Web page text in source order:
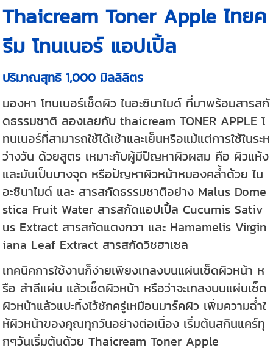
Thaicream Toner Apple ไทยค
รีม โทนเนอร์ แอปเปิ้ล
ปริมาณสุทธิ 1,000 มิลลิลิตร
มองหา โทนเนอร์เช็ดผิว ไนอะซินาไมด์ ที่มาพร้อมสารสกั
ดธรรมชาติ ลองเลยกับ thaicream TONER APPLE โ
ทนเนอร์ที่สามารถใช้ได้เช้าและเย็นหรือแม้แต่การใช้ในระห
ว่างวัน ด้วยสูตร เหมาะกับผู้มีปัญหาผิวผสม คือ ผิวแห้ง
และมันเป็นบางจุด หรือปัญหาผิวหน้าหมองคล้ำด้วย ไน
อะซินาไมด์ และ สารสกัดธรรมชาติอย่าง Malus Dome
stica Fruit Water สารสกัดแอปเปิ้ล Cucumis Sativ
us Extract สารสกัดแตงกวา และ Hamamelis Virgin
iana Leaf Extract สารสกัดวิชฮาเซล
เทคนิคการใช้งานก็ง่ายเพียงเทลงบนแผ่นเช็ดผิวหน้า ห
รือ สำลีแผ่น แล้วเช็ดผิวหน้า หรือว่าจะเทลงบนแผ่นเช็ด
ผิวหน้าแล้วแปะทิ้งไว้ซักครู่เหมือนมาร์คผิว เพิ่มความฉ่ำใ
ห้ผิวหน้าของคุณทุกวันอย่างต่อเนื่อง เริ่มต้นสกินแคร์ทุ
กๆวันเริ่มต้นด้วย Thaicream Toner Apple